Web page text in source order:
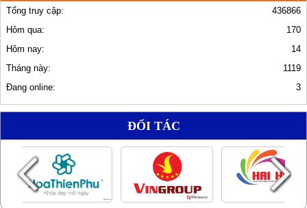
436866
Tổng truy cập:
170
Hôm qua:
14
Hôm nay:
1119
Tháng này:
3
Đang online:
ĐỐI TÁC